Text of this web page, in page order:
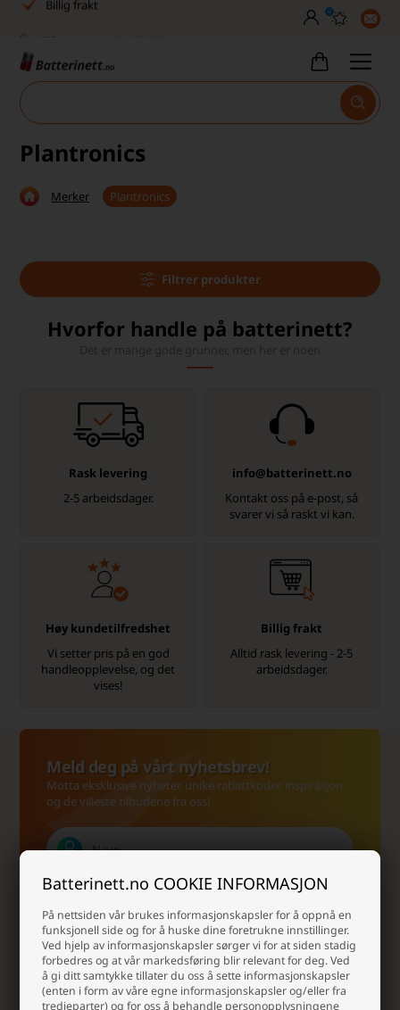
Batterinett.no COOKIE INFORMASJON
På nettsiden vår brukes informasjonskapsler for å oppnå en
funksjonell side og for å huske dine foretrukne innstillinger.
Ved hjelp av informasjonskapsler sørger vi for at siden stadig
forbedres og at vår markedsføring blir relevant for deg. Ved
å gi ditt samtykke tillater du oss å sette informasjonskapsler
(enten i form av våre egne informasjonskapsler og/eller fra
tredjeparter) og for oss å behandle personopplysningene
Høy kundetilfredshet
0
Plantronics
Merker Plantronics
Filtrer produkter
Hvorfor handle på batterinett?
Rask levering
2-5 arbeidsdager.
info@batterinett.no
Kontakt oss på e-post, så
svarer vi så raskt vi kan.
Høy kundetilfredshet
Vi setter pris på en god
handleopplevelse, og det
vises!
Billig frakt
Alltid rask levering - 2-5
arbeidsdager.
Meld deg på vårt nyhetsbrev!
Motta eksklusive nyheter, unike rabattkoder, inspirasjon
og de villeste tilbudene fra oss!
Ja takk, jeg vil gjerne motta nyhetsbrev og skreddersydd